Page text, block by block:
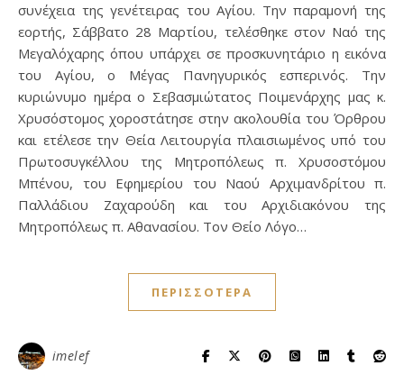
συνέχεια της γενέτειρας του Αγίου. Την παραμονή της
εορτής, Σάββατο 28 Μαρτίου, τελέσθηκε στον Ναό της
Μεγαλόχαρης όπου υπάρχει σε προσκυνητάριο η εικόνα
του Αγίου, ο Μέγας Πανηγυρικός εσπερινός. Την
κυριώνυμο ημέρα ο Σεβασμιώτατος Ποιμενάρχης μας κ.
Χρυσόστομος χοροστάτησε στην ακολουθία του Όρθρου
και ετέλεσε την Θεία Λειτουργία πλαισιωμένος υπό του
Πρωτοσυγκέλλου της Μητροπόλεως π. Χρυσοστόμου
Μπένου, του Εφημερίου του Ναού Αρχιμανδρίτου π.
Παλλάδιου Ζαχαρούδη και του Αρχιδιακόνου της
Μητροπόλεως π. Αθανασίου. Τον Θείο Λόγο…
ΠΕΡΙΣΣΌΤΕΡΑ
imelef